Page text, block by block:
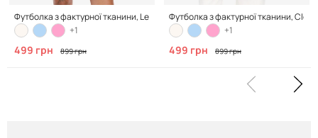
Футболка з фактурної тканини, Lemon Cream
+1
499 грн 899 грн
Футболка з фактурної тканини,
+1
499 грн 899 грн